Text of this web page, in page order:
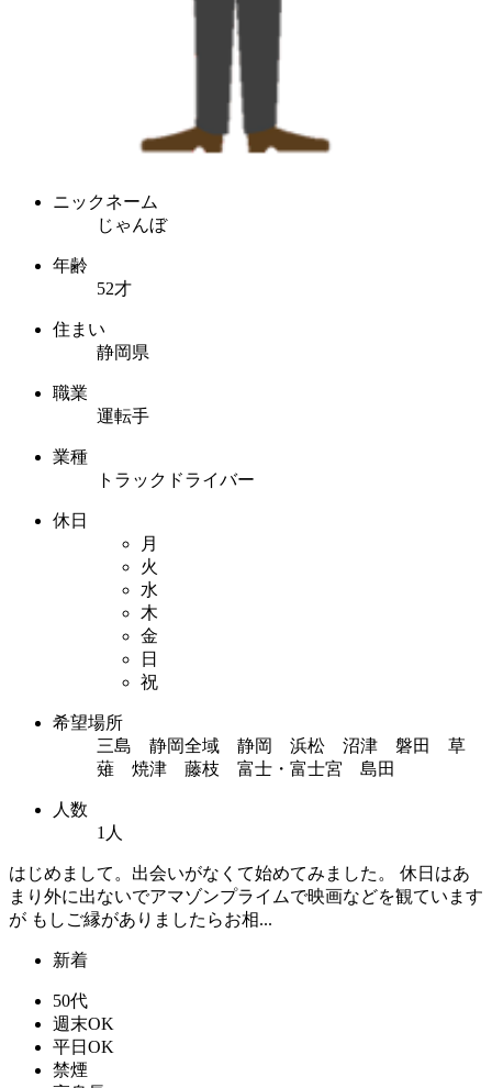
ニックネーム
じゃんぼ
年齢
52才
住まい
静岡県
職業
運転手
業種
トラックドライバー
休日
月
火
水
木
金
日
祝
希望場所
三島 静岡全域 静岡 浜松 沼津 磐田 草
薙 焼津 藤枝 富士・富士宮 島田
人数
1人
はじめまして。出会いがなくて始めてみました。 休日はあ
まり外に出ないでアマゾンプライムで映画などを観ています
が もしご縁がありましたらお相...
新着
50代
週末OK
平日OK
禁煙